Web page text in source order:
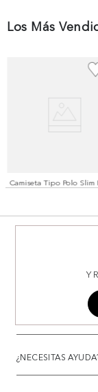
Los Más
Camiseta Tipo Polo Slim
Y
¿NECESITAS